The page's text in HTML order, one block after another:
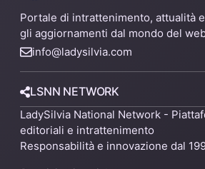
Portale di intrattenimento, attualità
gli aggiornamenti dal mondo del
info@ladysilvia.com
LSNN NETWORK
LadySilvia National Network -
editoriali e intrattenimento
Responsabilità e innovazione dal